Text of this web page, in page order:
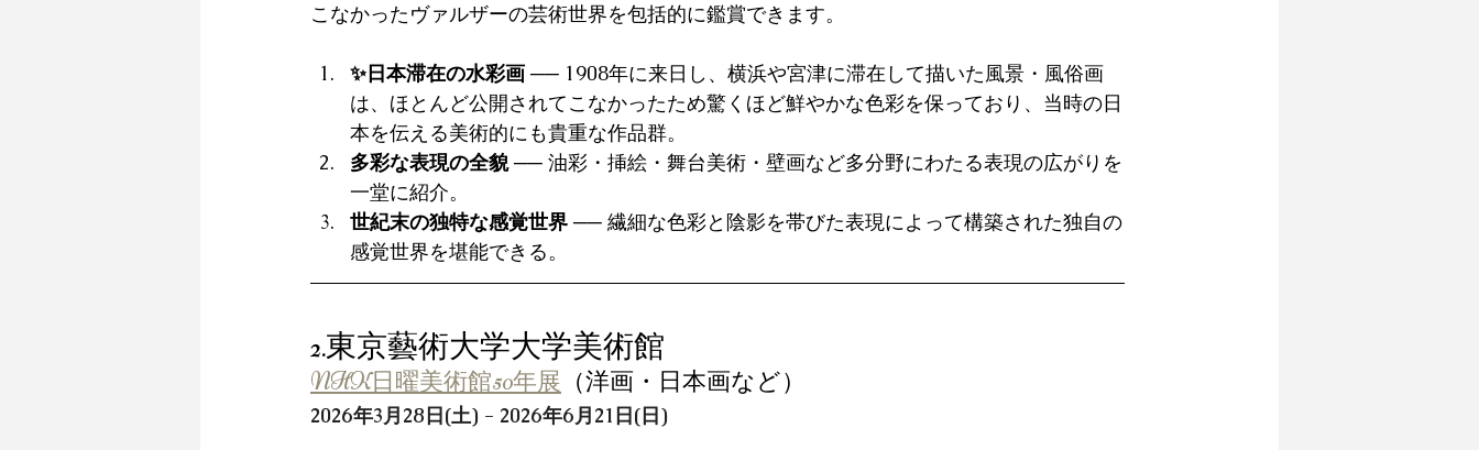
こなかったヴァルザーの芸術世界を包括的に鑑賞できます。
✨日本滞在の水彩画 ── 1908年に来日し、横浜や宮津に滞在して描いた風景・風俗画
は、ほとんど公開されてこなかったため驚くほど鮮やかな色彩を保っており、当時の日
本を伝える美術的にも貴重な作品群。
多彩な表現の全貌 ── 油彩・挿絵・舞台美術・壁画など多分野にわたる表現の広がりを
一堂に紹介。
世紀末の独特な感覚世界 ── 繊細な色彩と陰影を帯びた表現によって構築された独自の
感覚世界を堪能できる。
2.東京藝術大学大学美術館
NHK日曜美術館50年展 （洋画・日本画など）
2026年3月28日(土) - 2026年6月21日(日)